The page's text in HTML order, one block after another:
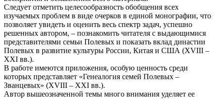
Следует отметить целесообразность обобщения всех
изучаемых проблем в виде очерков в единой монографии, что
позволяет увидеть и оценить весь спектр задач, успешно
решенных автором, – познакомить читателя с выдающимися
представителями семьи Полевых и показать вклад династии
Полевых в развитие культуры России, Китая и США (XVIII –
XXI вв.).
В работе имеются приложения, особую ценность среди
которых представляет «Генеалогия семей Полевых –
Званцевых» (XVIII – XXI вв.).
Автор вышеозначенной темы много внимания уделяет ее